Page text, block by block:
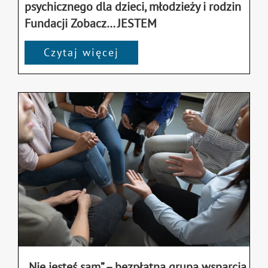
psychicznego dla dzieci, młodzieży i rodzin
Fundacji Zobacz… JESTEM
Czytaj więcej